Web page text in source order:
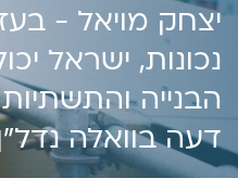
יצחק מויאל -
נכונות, ישראל
הבנייה
דעה בוואלה נדל"ן